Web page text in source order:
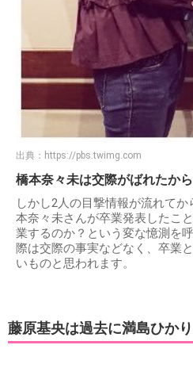
出典： https://pbs.twimg.com
橋本奈々未は交際がばれたか
しかし2人の目撃情報が流れて
本奈々未さんが卒業発表したこ
業するのか？という変な憶測を
際は交際の事実などなく、卒業
いものと思われます。
藤原基央は過去に満島ひか